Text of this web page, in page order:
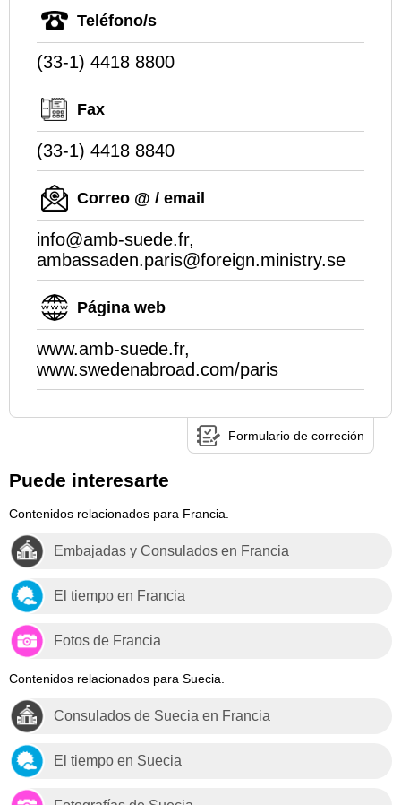
Teléfono/s
(33-1) 4418 8800
Fax
(33-1) 4418 8840
Correo @ / email
info@amb-suede.fr,
ambassaden.paris@foreign.ministry.se
Página web
www.amb-suede.fr,
www.swedenabroad.com/paris
Formulario de correción
Puede interesarte
Contenidos relacionados para Francia.
Embajadas y Consulados en Francia
El tiempo en Francia
Fotos de Francia
Contenidos relacionados para Suecia.
Consulados de Suecia en Francia
El tiempo en Suecia